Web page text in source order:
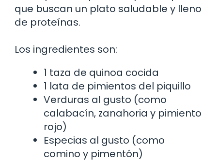
que buscan un plato saludable y lleno
de proteínas.
Los ingredientes son:
1 taza de quinoa cocida
1 lata de pimientos del piquillo
Verduras al gusto (como
calabacín, zanahoria y pimiento
rojo)
Especias al gusto (como
comino y pimentón)